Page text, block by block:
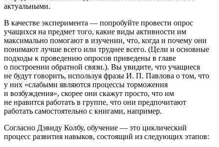
актуальными.
В качестве эксперимента — попробуйте провести опрос
учащихся на предмет того, какие виды активности им
максимально помогают в изучении, что, когда и почему они
понимают лучше всего или труднее всего. (Цели и основные
подходы к проведению опросов приведены в главе
о построении обратной связи.). Вы увидите, что учащиеся
не будут говорить, используя фразы И. П. Павлова о том, что
у них «слабыми являются процессы торможения
и возбуждения», скорее они скажут просто, что им
не нравится работать в группе, что они предпочитают
работать самостоятельно с книгами, например.
Согласно Дэвиду Колбу, обучение — это циклический
процесс развития навыков, состоящий из следующих этапов: